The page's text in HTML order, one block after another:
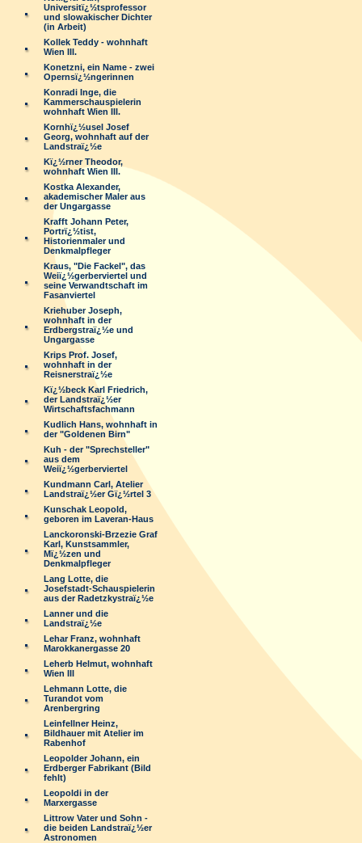
Universitï¿½tsprofessor
und slowakischer Dichter
(in Arbeit)
Kollek Teddy - wohnhaft
Wien III.
Konetzni, ein Name - zwei
Opernsï¿½ngerinnen
Konradi Inge, die
Kammerschauspielerin
wohnhaft Wien III.
Kornhï¿½usel Josef
Georg, wohnhaft auf der
Landstraï¿½e
Kï¿½rner Theodor,
wohnhaft Wien III.
Kostka Alexander,
akademischer Maler aus
der Ungargasse
Krafft Johann Peter,
Portrï¿½tist,
Historienmaler und
Denkmalpfleger
Kraus, "Die Fackel", das
Weiï¿½gerberviertel und
seine Verwandtschaft im
Fasanviertel
Kriehuber Joseph,
wohnhaft in der
Erdbergstraï¿½e und
Ungargasse
Krips Prof. Josef,
wohnhaft in der
Reisnerstraï¿½e
Kï¿½beck Karl Friedrich,
der Landstraï¿½er
Wirtschaftsfachmann
Kudlich Hans, wohnhaft in
der "Goldenen Birn"
Kuh - der "Sprechsteller"
aus dem
Weiï¿½gerberviertel
Kundmann Carl, Atelier
Landstraï¿½er Gï¿½rtel 3
Kunschak Leopold,
geboren im Laveran-Haus
Lanckoronski-Brzezie Graf
Karl, Kunstsammler,
Mï¿½zen und
Denkmalpfleger
Lang Lotte, die
Josefstadt-Schauspielerin
aus der Radetzkystraï¿½e
Lanner und die
Landstraï¿½e
Lehar Franz, wohnhaft
Marokkanergasse 20
Leherb Helmut, wohnhaft
Wien III
Lehmann Lotte, die
Turandot vom
Arenbergring
Leinfellner Heinz,
Bildhauer mit Atelier im
Rabenhof
Leopolder Johann, ein
Erdberger Fabrikant (Bild
fehlt)
Leopoldi in der
Marxergasse
Littrow Vater und Sohn -
die beiden Landstraï¿½er
Astronomen